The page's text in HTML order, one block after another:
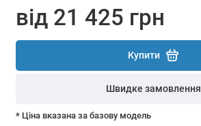
від 21 425 грн
Купити
Швидке замовлення
* Ціна вказана за базову модель